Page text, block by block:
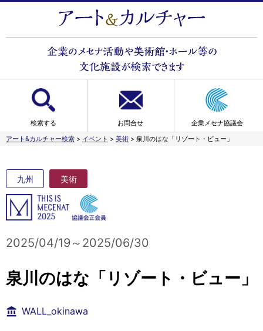
検索する お問合せ
企業メセナ協議会
アート&カルチャー検索 > イベント > 美術 > 泉川のはな「リゾート・ビュー」
九州 美術
2025/04/19～2025/06/30
泉川のはな「リゾート・ビュー」
WALL_okinawa